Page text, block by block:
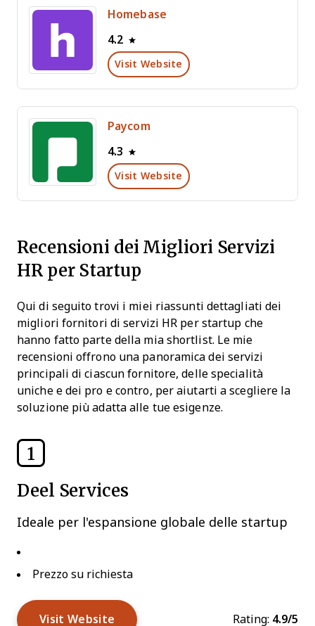
Homebase
4.2
Visit Website
Paycom
4.3
Visit Website
Recensioni dei Migliori Servizi
HR per Startup
Qui di seguito trovi i miei riassunti dettagliati dei
migliori fornitori di servizi HR per startup che
hanno fatto parte della mia shortlist. Le mie
recensioni offrono una panoramica dei servizi
principali di ciascun fornitore, delle specialità
uniche e dei pro e contro, per aiutarti a scegliere la
soluzione più adatta alle tue esigenze.
1
Deel Services
Ideale per l'espansione globale delle startup
Prezzo su richiesta
Visit Website Rating: 4.9/5